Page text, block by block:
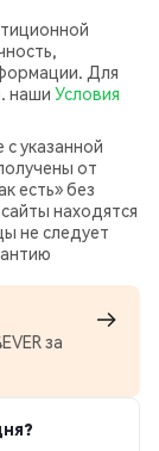
Для
наши Условия
указанной
от
есть» без
находятся
не следует
за